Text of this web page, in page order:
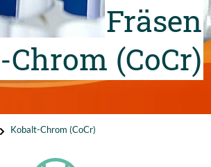
Fräsen
(CoCr)
Kobalt-Chrom (CoCr)